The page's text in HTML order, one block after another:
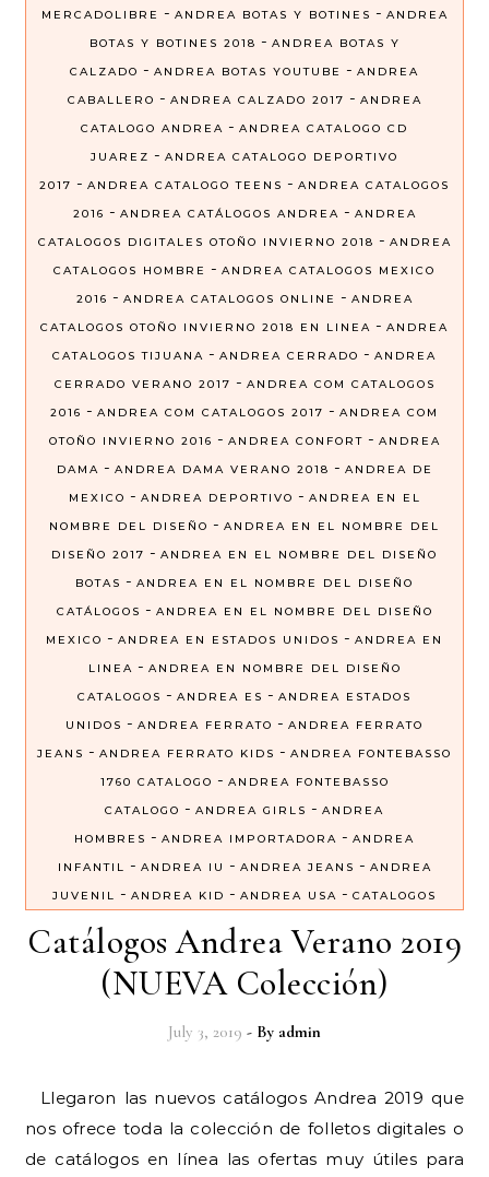
MERCADOLIBRE
- ANDREA BOTAS Y BOTINES - ANDREA
BOTAS Y BOTINES 2018 - ANDREA BOTAS Y
CALZADO - ANDREA BOTAS YOUTUBE - ANDREA
CABALLERO - ANDREA CALZADO 2017 - ANDREA
CATALOGO ANDREA - ANDREA CATALOGO CD
JUAREZ - ANDREA CATALOGO DEPORTIVO
2017 - ANDREA CATALOGO TEENS - ANDREA CATALOGOS
2016 - ANDREA CATÁLOGOS ANDREA - ANDREA
CATALOGOS DIGITALES OTOÑO INVIERNO 2018 - ANDREA
CATALOGOS HOMBRE
- ANDREA CATALOGOS MEXICO
2016 - ANDREA CATALOGOS ONLINE - ANDREA
CATALOGOS OTOÑO INVIERNO 2018 EN LINEA - ANDREA
CATALOGOS TIJUANA - ANDREA CERRADO - ANDREA
CERRADO VERANO 2017 - ANDREA COM CATALOGOS
2016 - ANDREA COM CATALOGOS 2017 - ANDREA COM
OTOÑO INVIERNO 2016 - ANDREA CONFORT - ANDREA
DAMA - ANDREA DAMA VERANO 2018 - ANDREA DE
MEXICO - ANDREA DEPORTIVO - ANDREA EN EL
NOMBRE DEL DISEÑO - ANDREA EN EL NOMBRE DEL
DISEÑO 2017 - ANDREA EN EL NOMBRE DEL DISEÑO
BOTAS - ANDREA EN EL NOMBRE DEL DISEÑO
CATÁLOGOS - ANDREA EN EL NOMBRE DEL DISEÑO
MEXICO - ANDREA EN ESTADOS UNIDOS - ANDREA EN
LINEA - ANDREA EN NOMBRE DEL DISEÑO
CATALOGOS - ANDREA ES - ANDREA ESTADOS
UNIDOS - ANDREA FERRATO - ANDREA FERRATO
JEANS - ANDREA FERRATO KIDS - ANDREA FONTEBASSO
1760 CATALOGO - ANDREA FONTEBASSO
CATALOGO - ANDREA GIRLS - ANDREA
HOMBRES - ANDREA IMPORTADORA - ANDREA
INFANTIL
- ANDREA IU - ANDREA JEANS - ANDREA
JUVENIL
- ANDREA KID - ANDREA USA - CATALOGOS
Catálogos Andrea Verano 2019
(NUEVA Colección)
July 3, 2019 - By admin
Llegaron las nuevos catálogos Andrea 2019 que
nos ofrece toda la colección de folletos digitales o
de catálogos en línea las ofertas muy útiles para